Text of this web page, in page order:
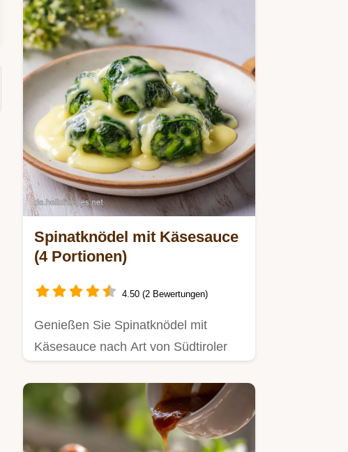
Spinatknödel mit Käsesauce
(4 Portionen)
4.50 (2 Bewertungen)
Genießen Sie Spinatknödel mit
Käsesauce nach Art von Südtiroler